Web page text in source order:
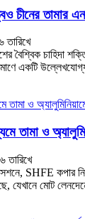
চীনের তামার
বৈশ্বিক
একটি
তামা ও
তারিখে
SHFE কপার
যেখানে মোট